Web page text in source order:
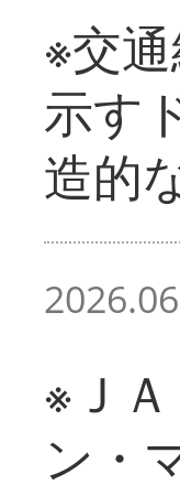
※交
示す
造的
※Ｊ
ン・